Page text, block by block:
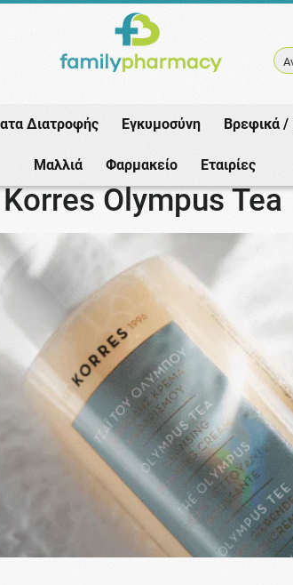
Διατροφής Εγκυμοσύνη Βρεφικά /
Μαλλιά Φαρμακείο Εταιρίες
Αρχική / Εταιρίες / Korres / Korres Olympus Tea
Korres Olympus Tea